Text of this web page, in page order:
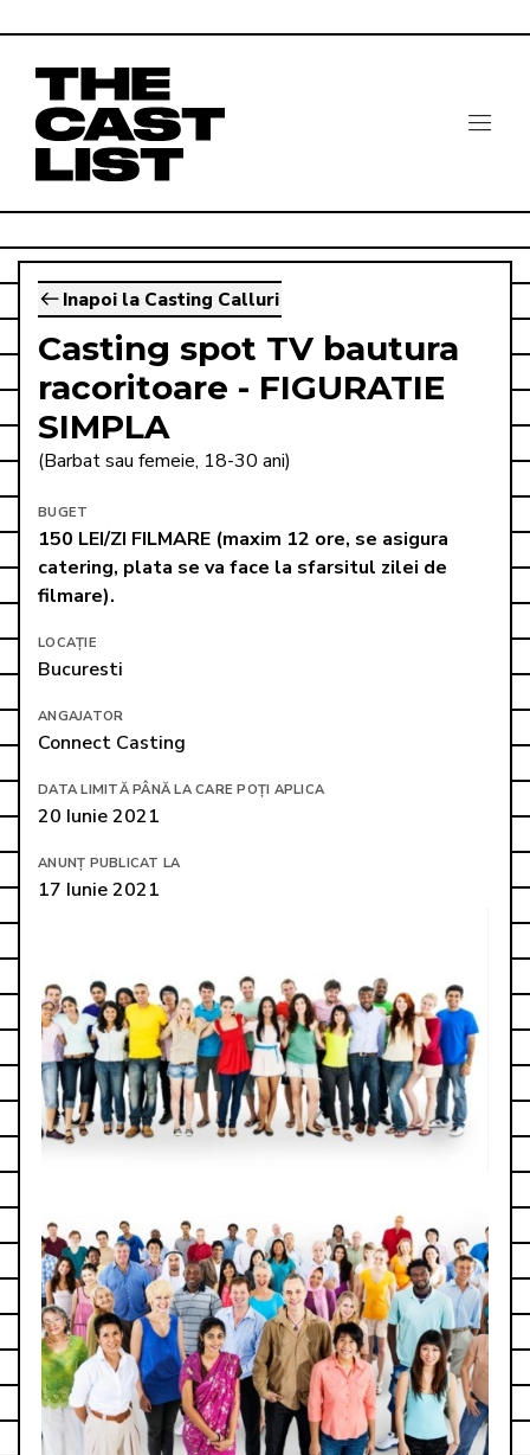
Inapoi la Casting Calluri
Casting spot TV bautura
racoritoare - FIGURATIE
SIMPLA
(Barbat sau femeie, 18-30 ani)
BUGET
150 LEI/ZI FILMARE (maxim 12 ore, se asigura
catering, plata se va face la sfarsitul zilei de
filmare).
LOCAȚIE
Bucuresti
ANGAJATOR
Connect Casting
DATA LIMITĂ PÂNĂ LA CARE POȚI APLICA
20 Iunie 2021
ANUNȚ PUBLICAT LA
17 Iunie 2021